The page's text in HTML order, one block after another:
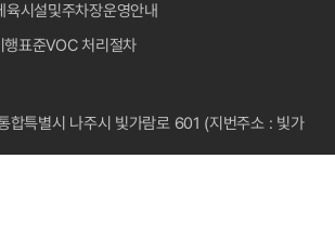
육시설및주차장운영안내
행표준VOC 처리절차
합특별시 나주시 빛가람로 601 (지번주소 : 빛가